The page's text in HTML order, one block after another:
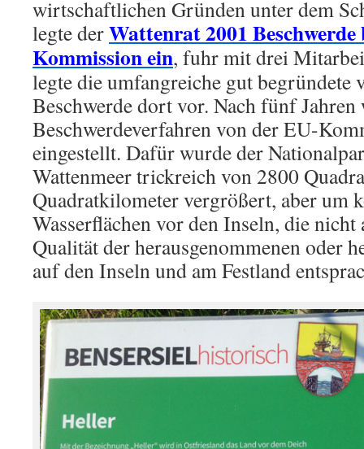
wirtschaftlichen Gründen unter dem
legte derWattenrat 2001
Kommission ein, fuhr mit drei
legte die umfangreiche gut begründete
Beschwerde dort vor. Nach fünf Jahren
Beschwerdeverfahren von der EU-
eingestellt. Dafür wurde der
Wattenmeer trickreich von 2800
Quadratkilometer vergrößert, aber um
Wasserflächen vor den Inseln, die nicht
Qualität der herausgenommenen oder
auf den Inseln und am Festland